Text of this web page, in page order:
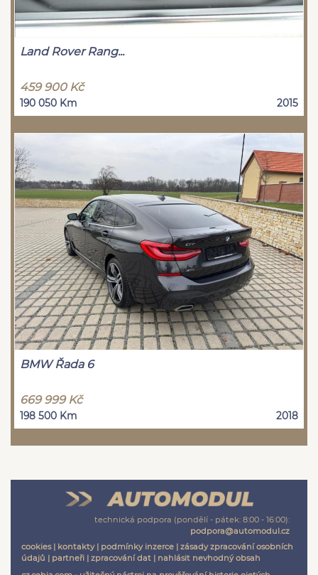
Land Rover Rang...
459 900 Kč
190 050 Km 2015
BMW Řada 6
669 999 Kč
198 500 Km 2018
technická podpora (pondělí - pátek: 8:00 - 16:00):
podpora@automodul.cz
cookies| kontakty| podmínky inzerce | zásady zpracování osobních
údajů | partneři | zpracování dat | nahlásit nevhodný obsah